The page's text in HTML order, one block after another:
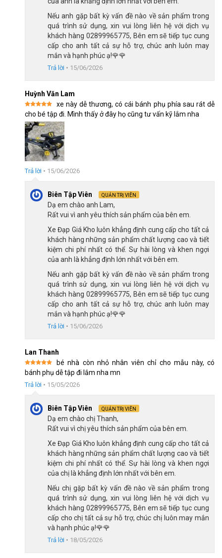
Chiếc xe đạp trẻ em Thống Nhất Batman 12 Inch được trang bị
hệ thống phanh V chuyên dụng, nổi tiếng với khả năng phanh
cao và sử dụng dễ dàng. Với hệ thống này, bé có thể dừng xe
một cách an toàn và nhanh chóng trong mọi tình huống, giúp
bé an toàn hơn trong quá trình luyện tập. Đồng thời, vành xe
đường gồ ghề, giúp bé luôn có những chuyến đi suôn sẻ.
Hệ thống phanh gôm đảm bảo độ an toàn cao cho bé
Yên xe và các phụ kiện đi kèm
Yên xe và tấm chắn bùn chắc chắn
êm ái mang lại cảm giác thoải mái nhất cho bé. Lớp đệm dày
dặn kết hợp cùng chất liệu thoáng khí cao cấp giúp bé luôn dễ
chịu dù đạp xe trong thời gian dài hay vào những ngày hè nóng
bạn dễ dàng tùy chỉnh theo sự phát triển của bé, đảm bảo chiếc
xe luôn vừa vặn và thoải mái trong nhiều năm.
Bánh cao su với độ bám đường tốt
Xe đạp trẻ em Thống Nhất Batman 12 Inch được trang bị bánh
xe làm từ cao su cao cấp, dày dặn với kích thước 12 inch lý
tưởng cho các bé có chiều cao từ 85 đến 105 cm. Thiết kế
bám đường, đảm bảo bé di chuyển an toàn và thoải mái trên
nhiều loại địa hình khác nhau.
Đặc biệt, hai bánh phụ chắc chắn sẽ là món đồ đồng hành tuyệt
vời trong giai đoạn bé tập làm quen với xe đạp, giúp giữ thăng
bằng và tránh những ngày tập đầu tiên không bị ngã. Khi bé đã
Nếu anh gặp bất kỳ vấn đề nào về sản phẩm trong
quá trình sử dụng, xin vui lòng liên hệ với dịch vụ
khách hàng 02899965775, Bên em sẽ tiếp tục cung
cấp cho anh tất cả sự hỗ trợ, chúc anh luôn may
mắn và hạnh phúc ạ!🌹🌹
Trả lời • 15/06/2026
Huỳnh Văn Lam
Được xếp
hạng55
sao
xe này dễ thương, có cái bánh phụ phía sau rát dễ
cho bé tập đi. Mình thấy ở đây họ cũng tư vấn kỹ lắm nha
Trả lời • 15/06/2026
Biên Tập Viên QUẢN TRỊ VIÊN
Dạ em chào anh Lam,
Rất vui vì anh yêu thích sản phẩm của bên em.
Xe Đạp Giá Kho luôn khẳng định cung cấp cho tất cả
khách hàng những sản phẩm chất lượng cao và tiết
kiệm chi phí nhất có thể. Sự hài lòng và khen ngợi
của anh là khẳng định lớn nhất với bên em.
Nếu anh gặp bất kỳ vấn đề nào về sản phẩm trong
quá trình sử dụng, xin vui lòng liên hệ với dịch vụ
khách hàng 02899965775, Bên em sẽ tiếp tục cung
cấp cho anh tất cả sự hỗ trợ, chúc anh luôn may
mắn và hạnh phúc ạ!🌹🌹
Trả lời • 15/06/2026
Lan Thanh
Được xếp
hạng 5 5
sao
bé nhà còn nhỏ nhân viên chỉ cho mẫu này, có
bánh phụ dễ tập đi lắm nha mn
Trả lời • 15/05/2026
Biên Tập Viên QUẢN TRỊ VIÊN
Dạ em chào chị Thanh,
Rất vui vì chị yêu thích sản phẩm của bên em.
Xe Đạp Giá Kho luôn khẳng định cung cấp cho tất cả
khách hàng những sản phẩm chất lượng cao và tiết
kiệm chi phí nhất có thể. Sự hài lòng và khen ngợi
của chị là khẳng định lớn nhất với bên em.
Nếu chị gặp bất kỳ vấn đề nào về sản phẩm trong
quá trình sử dụng, xin vui lòng liên hệ với dịch vụ
khách hàng 02899965775, Bên em sẽ tiếp tục cung
cấp cho chị tất cả sự hỗ trợ, chúc chị luôn may mắn
và hạnh phúc ạ!🌹🌹
Trả lời • 18/05/2026